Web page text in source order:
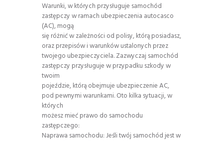
Warunki, w których przysługuje samochód
zastępczy w ramach ubezpieczenia autocasco
(AC), mogą
się różnić w zależności od polisy, którą posiadasz,
oraz przepisów i warunków ustalonych przez
twojego ubezpieczyciela. Zazwyczaj samochód
zastępczy przysługuje w przypadku szkody w
twoim
pojeździe, którą obejmuje ubezpieczenie AC,
pod pewnymi warunkami. Oto kilka sytuacji, w
których
możesz mieć prawo do samochodu
zastępczego:
Naprawa samochodu: Jeśli twój samochód jest w